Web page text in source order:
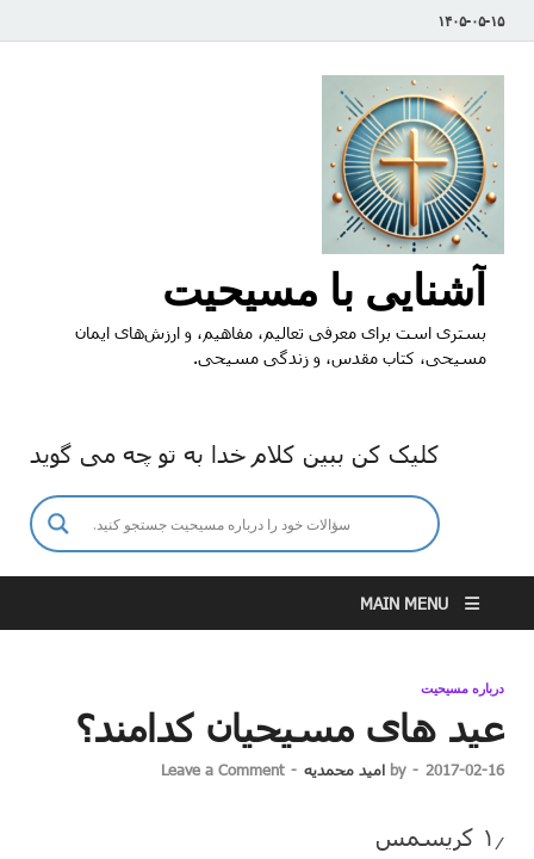
۱۴۰۵-۰۵-۱۵
آشنایی با مسیحیت
بستری است برای معرفی تعالیم، مفاهیم، و ارزش‌های ایمان
مسیحی، کتاب مقدس، و زندگی مسیحی.
کلیک کن ببین کلام خدا به تو چه می گوید
MAIN MENU
درباره مسیحیت
عید های مسیحیان کدامند؟
2017-02-16
-
by امید محمدیه -
Leave a Comment
۱٫ کریسمس